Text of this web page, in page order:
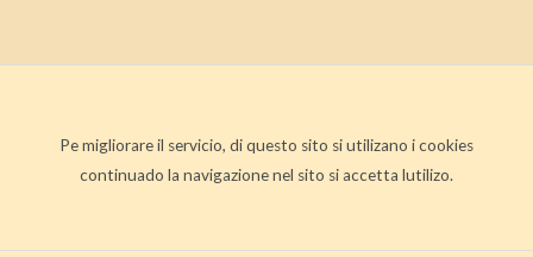
Pe migliorare il servicio, di questo sito si utilizano i cookies
continuado la navigazione nel sito si accetta lutilizo.